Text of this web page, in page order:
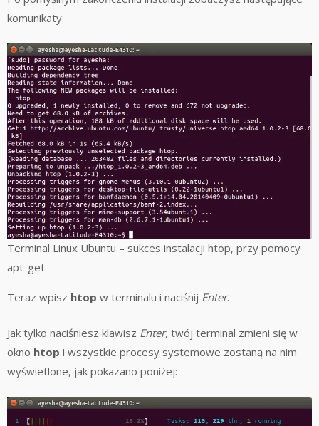
komunikaty:
Terminal Linux Ubuntu – sukces instalacji htop, przy pomocy
apt-get
Teraz wpisz htop w terminalu i naciśnij Enter.
Jak tylko naciśniesz klawisz Enter, twój terminal zmieni się w
okno htop i wszystkie procesy systemowe zostaną na nim
wyświetlone, jak pokazano poniżej: